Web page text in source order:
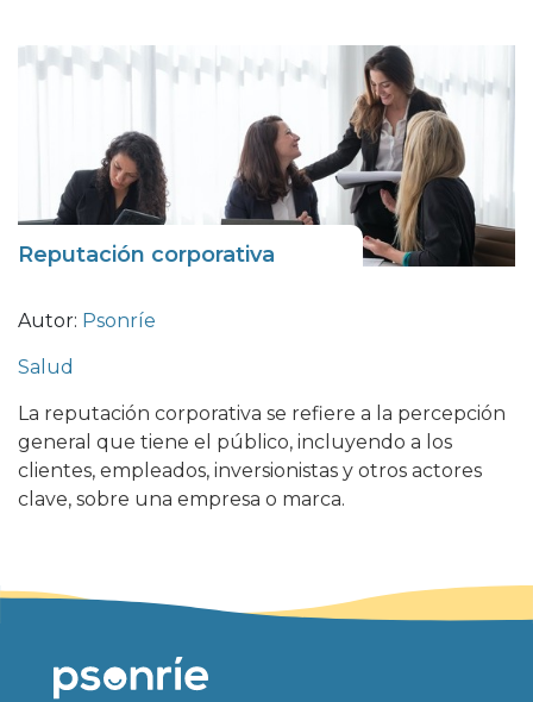
Reputación corporativa
Autor: Psonríe
Salud
La reputación corporativa se refiere a la percepción
general que tiene el público, incluyendo a los
clientes, empleados, inversionistas y otros actores
clave, sobre una empresa o marca.